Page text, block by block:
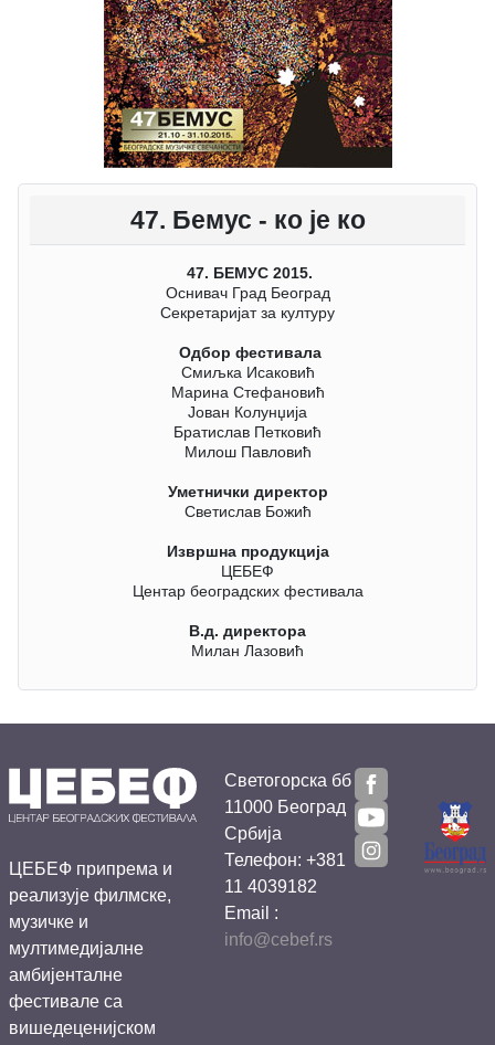
47. Бемус - ко је ко
47. БЕМУС 2015.
Оснивач Град Београд
Секретаријат за културу
Одбор фестивала
Смиљка Исаковић
Марина Стефановић
Јован Колунџија
Братислав Петковић
Милош Павловић
Уметнички директор
Светислав Божић
Извршна продукција
ЦЕБЕФ
Центар београдских фестивала
В.д. директора
Милан Лазовић
ЦЕБЕФ припрема и
реализује филмске,
музичке и
мултимедијалне
амбијенталне
фестивале са
вишедеценијском
Светогорска бб
11000 Београд
Србија
Телефон: +381
11 4039182
Email :
info@cebef.rs